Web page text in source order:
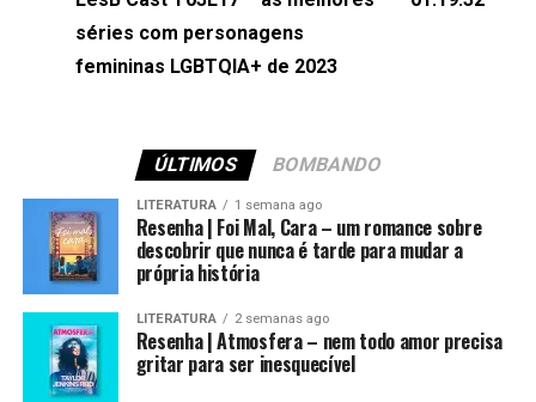
séries com personagens
femininas LGBTQIA+ de 2023
ÚLTIMOS BOMBANDO
LITERATURA 1 semana ago
Resenha | Foi Mal, Cara – um romance sobre
descobrir que nunca é tarde para mudar a
própria história
LITERATURA 2 semanas ago
Resenha | Atmosfera – nem todo amor precisa
gritar para ser inesquecível